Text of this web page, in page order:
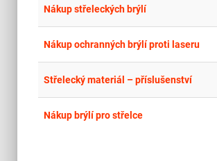
Nákup střeleckých brýlí
Nákup ochranných brýlí proti laseru
Střelecký materiál – příslušenství
Nákup brýlí pro střelce